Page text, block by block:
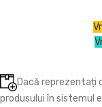
Dacă reprezentați
produsului în sistemul